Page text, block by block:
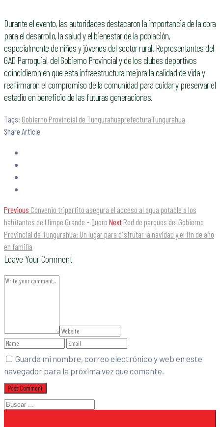
Durante el evento, las autoridades destacaron la importancia de la obra
para el desarrollo, la salud y el bienestar de la población,
especialmente de niños y jóvenes del sector rural. Representantes del
GAD Parroquial, del Gobierno Provincial y de los clubes deportivos
coincidieron en que esta infraestructura mejora la calidad de vida y
reafirmaron el compromiso de la comunidad para cuidar y preservar el
estadio en beneficio de las futuras generaciones.
Tags: Gobierno Provincial de TungurahuaprefecturaTungurahua
Share Article
Previous Convenio tripartito asegura el acceso al agua potable a los
habitantes de Llimpe Grande – Quero Next Red de parques del Gobierno
Provincial de Tungurahua: Un lugar para disfrutar la navidad y el fin de año
en familia
Leave Your Comment
Guarda mi nombre, correo electrónico y web en este
navegador para la próxima vez que comente.